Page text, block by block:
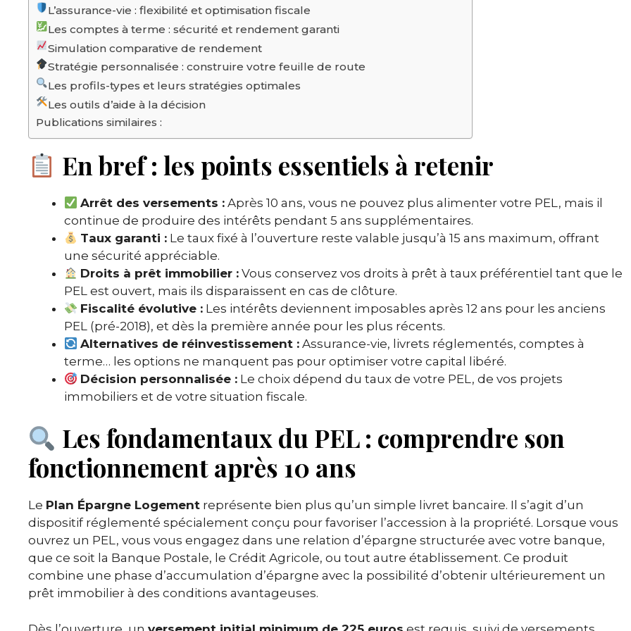
L’assurance-vie : flexibilité et optimisation fiscale
Les comptes à terme : sécurité et rendement garanti
Simulation comparative de rendement
Stratégie personnalisée : construire votre feuille de route
Les profils-types et leurs stratégies optimales
Les outils d’aide à la décision
Publications similaires :
En bref : les points essentiels à retenir
Arrêt des versements : Après 10 ans, vous ne pouvez plus alimenter votre PEL, mais il
continue de produire des intérêts pendant 5 ans supplémentaires.
Taux garanti : Le taux fixé à l’ouverture reste valable jusqu’à 15 ans maximum, offrant
une sécurité appréciable.
Droits à prêt immobilier : Vous conservez vos droits à prêt à taux préférentiel tant que le
PEL est ouvert, mais ils disparaissent en cas de clôture.
Fiscalité évolutive : Les intérêts deviennent imposables après 12 ans pour les anciens
PEL (pré-2018), et dès la première année pour les plus récents.
Alternatives de réinvestissement : Assurance-vie, livrets réglementés, comptes à
terme… les options ne manquent pas pour optimiser votre capital libéré.
Décision personnalisée : Le choix dépend du taux de votre PEL, de vos projets
immobiliers et de votre situation fiscale.
Les fondamentaux du PEL : comprendre son
fonctionnement après 10 ans
Le Plan Épargne Logement représente bien plus qu’un simple livret bancaire. Il s’agit d’un
dispositif réglementé spécialement conçu pour favoriser l’accession à la propriété. Lorsque vous
ouvrez un PEL, vous vous engagez dans une relation d’épargne structurée avec votre banque,
que ce soit la Banque Postale, le Crédit Agricole, ou tout autre établissement. Ce produit
combine une phase d’accumulation d’épargne avec la possibilité d’obtenir ultérieurement un
prêt immobilier à des conditions avantageuses.